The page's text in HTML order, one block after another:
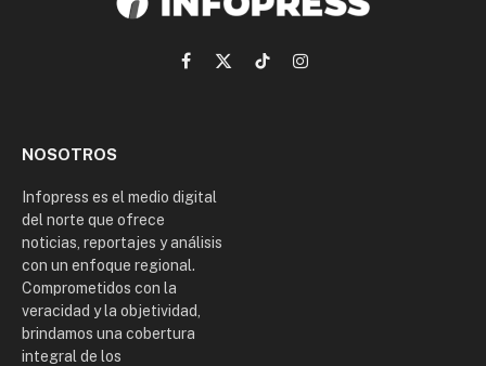
Facebook
X
TikTokInstagram
NOSOTROS
Infopress es el medio digital
del norte que ofrece
noticias, reportajes y análisis
con un enfoque regional.
Comprometidos con la
veracidad y la objetividad,
brindamos una cobertura
integral de los